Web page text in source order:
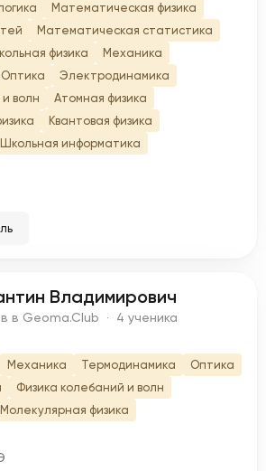
Математическая физика
Математическая статистика
физика
Механика
Оптика
Электродинамика
волн
Атомная физика
Квантовая физика
Школьная информатика
Владимирович
в Geoma.Club · 4 ученика
Механика Термодинамика
Оптика
Физика колебаний и волн
Молекулярная физика